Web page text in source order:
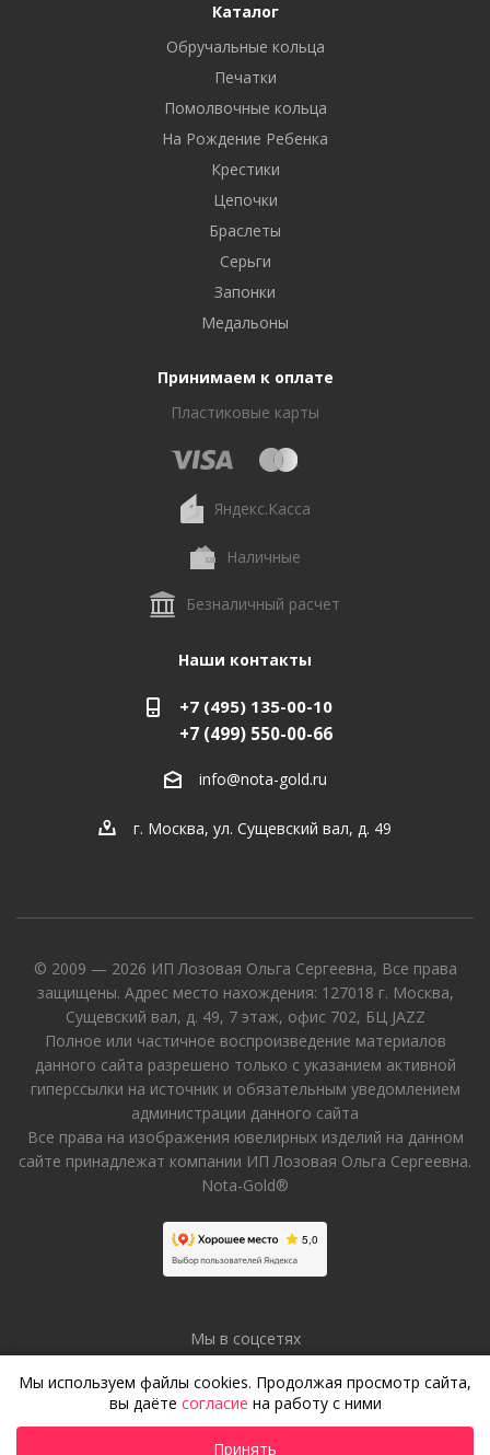
Каталог
Обручальные кольца
Печатки
Помолвочные кольца
На Рождение Ребенка
Крестики
Цепочки
Браслеты
Серьги
Запонки
Медальоны
Принимаем к оплате
Пластиковые карты
Яндекс.Касса
Наличные
Безналичный расчет
Наши контакты
+7 (495) 135-00-10
+7 (499) 550-00-66
info@nota-gold.ru
г. Москва, ул. Сущевский вал, д. 49
© 2009 — 2026 ИП Лозовая Ольга Сергеевна, Все права
защищены. Адрес место нахождения: 127018 г. Москва,
Сущевский вал, д. 49, 7 этаж, офис 702, БЦ JAZZ
Полное или частичное воспроизведение материалов
данного сайта разрешено только с указанием активной
гиперссылки на источник и обязательным уведомлением
администрации данного сайта
Все права на изображения ювелирных изделий на данном
сайте принадлежат компании ИП Лозовая Ольга Сергеевна.
Nota-Gold®
Мы в соцсетях
Мы используем файлы cookies. Продолжая просмотр сайта,
вы даёте согласие на работу с ними
Принять